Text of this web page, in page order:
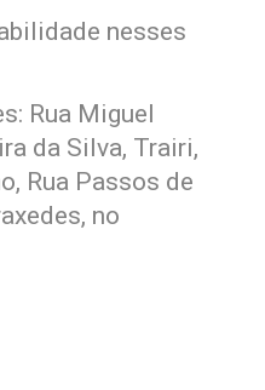
nesses
Rua Miguel
da Silva, Trairi,
Rua Passos de
no